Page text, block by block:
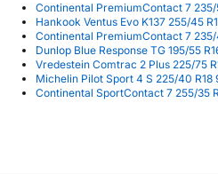
Continental PremiumContact 7
Hankook Ventus Evo K137 255/45
Continental PremiumContact 7
Dunlop Blue Response TG 195/55
Vredestein Comtrac 2 Plus 225/75
Michelin Pilot Sport 4 S 225/40 R18
Continental SportContact 7 255/35